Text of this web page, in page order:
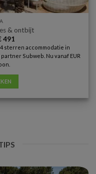
& ontbijt
491
sterren accommodatie in
Subweb. Nu vanaf EUR